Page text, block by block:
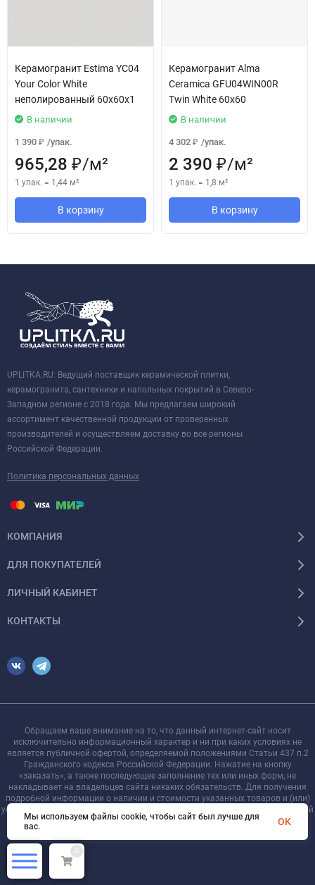
Керамогранит Estima YC04
Your Color White
неполированный 60x60х1
В наличии
1 390 ₽ /упак.
965,28 ₽/м²
1 упак. = 1,44 м²
В корзину
Керамогранит Alma
Ceramica GFU04WIN00R
Twin White 60x60
В наличии
4 302 ₽ /упак.
2 390 ₽/м²
1 упак. = 1,8 м²
В корзину
UPLITKA.RU: Ведущий поставщик керамической плитки,
керамогранита, сантехники и напольных покрытий в Северо-
Западном регионе с 2018 года. Мы предлагаем широкий
ассортимент качественной продукции от проверенных
производителей и осуществляем доставку во все регионы
Российской Федерации.
Политика персональных данных
КОМПАНИЯ
ДЛЯ ПОКУПАТЕЛЕЙ
ЛИЧНЫЙ КАБИНЕТ
КОНТАКТЫ
Обращаем ваше внимание на то, что данный интернет-сайт носит
исключительно информационный характер и ни при каких условиях не
является публичной офертой, определяемой положениями Статьи 437 п.2
Гражданского кодекса Российской Федерации. Нажатие на кнопку
«заказать», а также последующее заполнение тех или иных форм, не
накладывает на владельцев сайта никаких обязательств. Для получения
подробной информации о наличии и стоимости указанных товаров и (или)
услуг, пожалуйста, обращайтесь к менеджеру сайта с помощью специальной
формы связи или по телефону +7 921 755-09-90
0
Мы используем файлы cookie, чтобы сайт был лучше для
вас.
OK